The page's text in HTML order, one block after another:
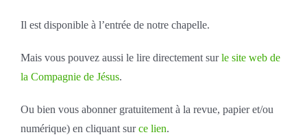
Il est disponible à l’entrée de notre chapelle.
Mais vous pouvez aussi le lire directement surle site web de
la Compagnie de Jésus.
Ou bien vous abonner gratuitement à la revue, papier et/ou
numérique) en cliquant surce lien.